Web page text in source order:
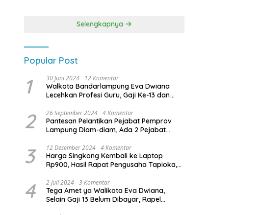
Kebangsaan
Selengkapnya
Popular Post
1 30 Juni 2024 12 Komentar
Walkota Bandarlampung Eva Dwiana
Lecehkan Profesi Guru, Gaji Ke-13 dan
2 26 September 2024 4 Komentar
Pantesan Pelantikan Pejabat Pemprov
Lampung Diam-diam, Ada 2 Pejabat
3 12 Desember 2024 4 Komentar
Harga Singkong Kembali ke Laptop
Rp900, Hasil Rapat Pengusaha Tapioka,
Lampung
4 2 Juli 2024 3 Komentar
Tega Amet ya Walikota Eva Dwiana,
Selain Gaji 13 Belum Dibayar, Rapel